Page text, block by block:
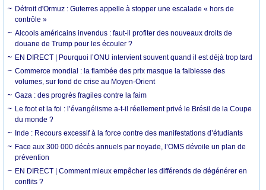
Détroit d'Ormuz : Guterres appelle à stopper une escalade « hors de
contrôle »
Alcools américains invendus : faut-il profiter des nouveaux droits de
douane de Trump pour les écouler ?
EN DIRECT | Pourquoi l’ONU intervient souvent quand il est déjà trop tard
Commerce mondial : la flambée des prix masque la faiblesse des
volumes, sur fond de crise au Moyen-Orient
Gaza : des progrès fragiles contre la faim
Le foot et la foi : l’évangélisme a-t-il réellement privé le Brésil de la Coupe
du monde ?
Inde : Recours excessif à la force contre des manifestations d’étudiants
Face aux 300 000 décès annuels par noyade, l’OMS dévoile un plan de
prévention
EN DIRECT | Comment mieux empêcher les différends de dégénérer en
conflits ?